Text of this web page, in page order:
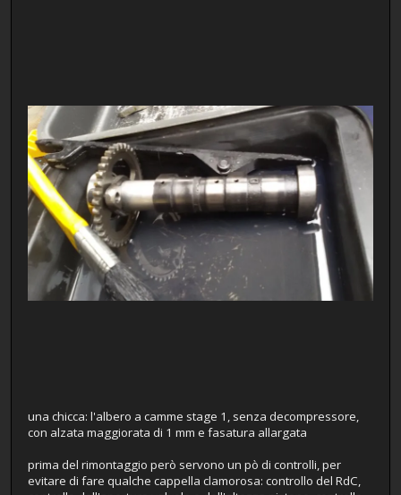
una chicca: l'albero a camme stage 1, senza decompressore,
con alzata maggiorata di 1 mm e fasatura allargata
prima del rimontaggio però servono un pò di controlli, per
evitare di fare qualche cappella clamorosa: controllo del RdC,